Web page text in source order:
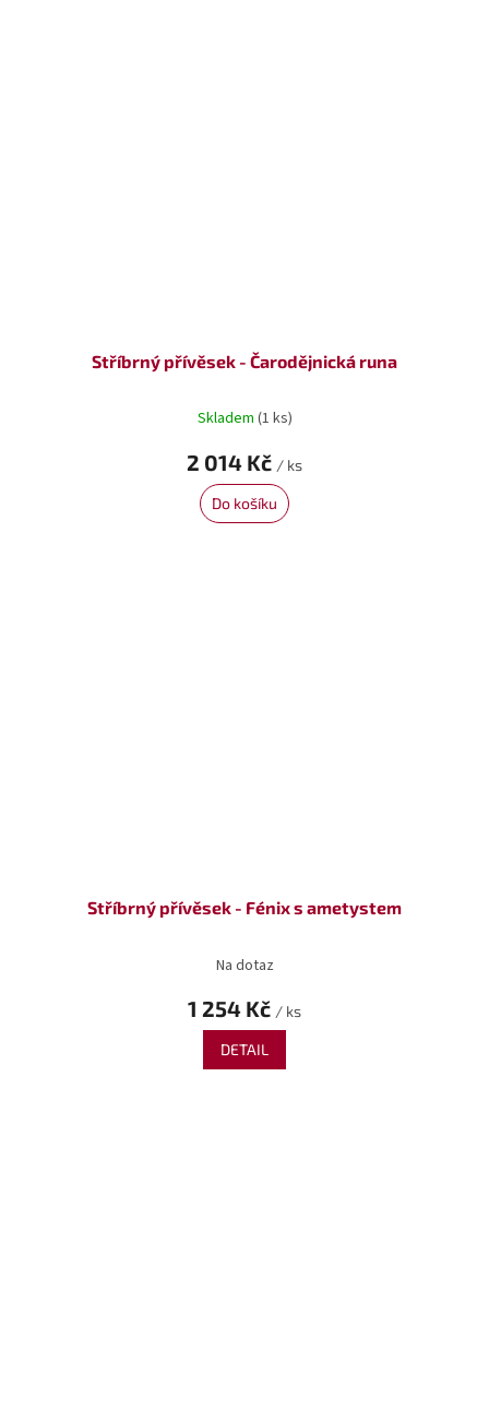
Stříbrný přívěsek - Čarodějnická runa
Skladem (1 ks)
2 014 Kč / ks
Do košíku
Stříbrný přívěsek - Fénix s ametystem
Na dotaz
1 254 Kč / ks
DETAIL